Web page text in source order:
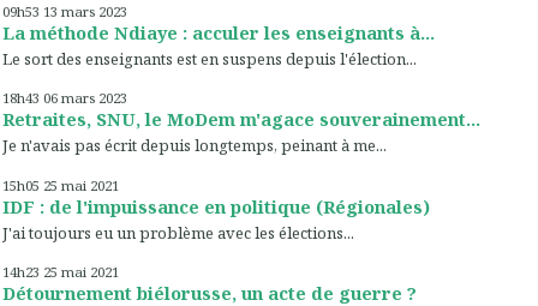
09h53 13 mars 2023
La méthode Ndiaye : acculer les enseignants à...
Le sort des enseignants est en suspens depuis l'élection...
18h43 06 mars 2023
Retraites, SNU, le MoDem m'agace souverainement...
Je n'avais pas écrit depuis longtemps, peinant à me...
15h05 25 mai 2021
IDF : de l'impuissance en politique (Régionales)
J'ai toujours eu un problème avec les élections...
14h23 25 mai 2021
Détournement biélorusse, un acte de guerre ?